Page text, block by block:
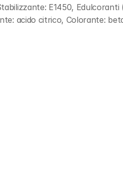
E1450,
acido citrico, Colorante: